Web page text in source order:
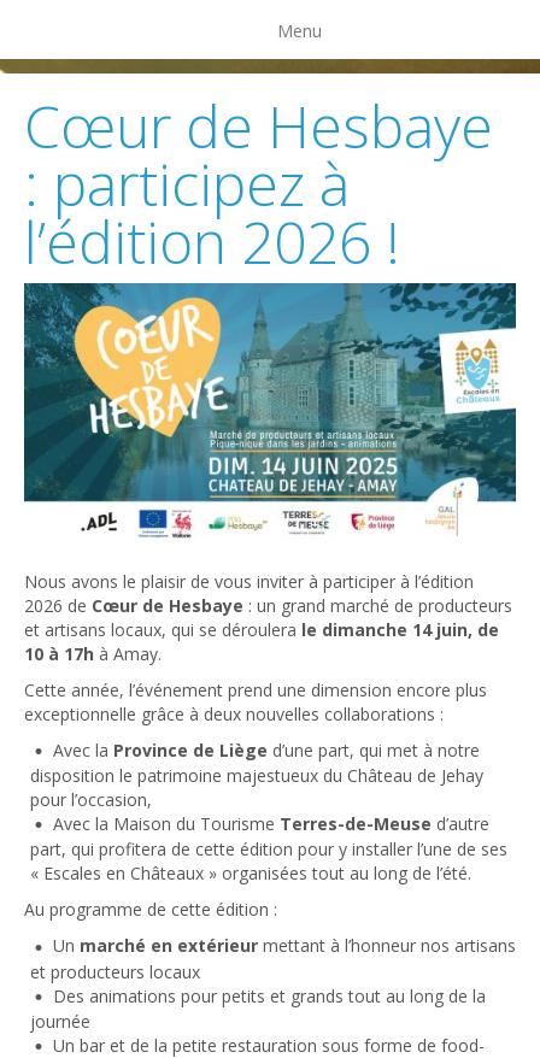
Menu
Cœur de Hesbaye
: participez à
l’édition 2026 !
Nous avons le plaisir de vous inviter à participer à l’édition
2026 de Cœur de Hesbaye : un grand marché de producteurs
et artisans locaux, qui se déroulera le dimanche 14 juin, de
10 à 17h à Amay.
Cette année, l’événement prend une dimension encore plus
exceptionnelle grâce à deux nouvelles collaborations :
Avec la Province de Liège d’une part, qui met à notre
disposition le patrimoine majestueux du Château de Jehay
pour l’occasion,
Avec la Maison du Tourisme Terres-de-Meuse d’autre
part, qui profitera de cette édition pour y installer l’une de ses
« Escales en Châteaux » organisées tout au long de l’été.
Au programme de cette édition :
Un marché en extérieur mettant à l’honneur nos artisans
et producteurs locaux
Des animations pour petits et grands tout au long de la
journée
Un bar et de la petite restauration sous forme de food-